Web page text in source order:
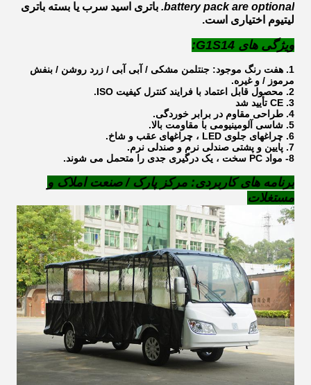
battery pack are optional. باتری اسید سرب یا بسته باتری
لیتیوم اختیاری است.
ویژگی های G1S14:
1. هفت رنگ موجود: جنتلمن مشکی / آبی آبی / زرد روشن / بنفش
مرموز / و غیره.
2. محصول قابل اعتماد با فرایند کنترل کیفیت ISO.
3. CE تأیید شد
4. طراحی مقاوم در برابر خوردگی.
5. شاسی آلومینیومی با مقاومت بالا.
6. چراغهای جلوی LED ، چراغهای عقب و شاخ.
7. پایین و پشتی صندلی نرم و صندلی نرم.
8- مواد PC سخت ، یک درگیری جدی را متحمل می شوند.
برنامه های کاربردی: مرکز پارک / صنعت املاک و
مستغلات